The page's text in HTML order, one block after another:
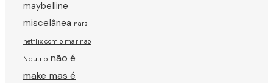
maybelline
miscelânea nars
netflix com o marinão
Neutro não é
make mas é